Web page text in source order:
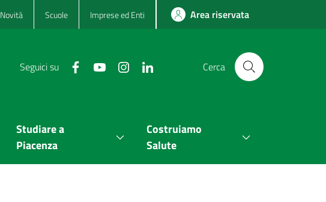
Novità Scuole Imprese ed Enti Area riservata
Seguici su Cerca
Studiare a
Piacenza
Costruiamo
Salute